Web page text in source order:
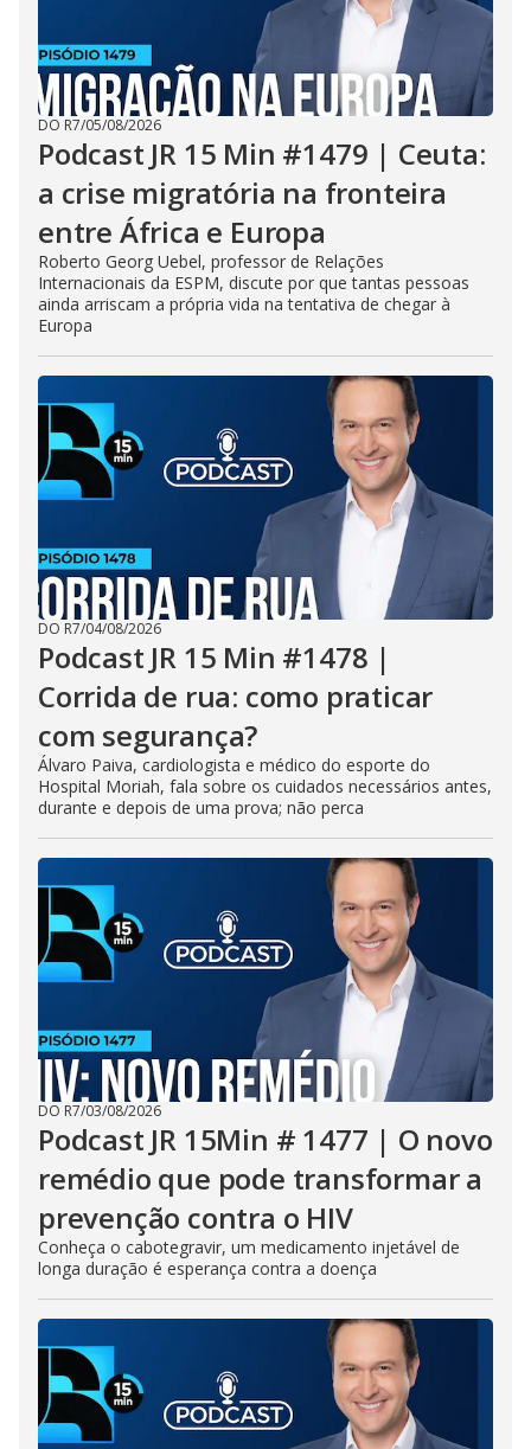
DO R7/05/08/2026
Podcast JR 15 Min #1479 | Ceuta:
a crise migratória na fronteira
entre África e Europa
Roberto Georg Uebel, professor de Relações
Internacionais da ESPM, discute por que tantas pessoas
ainda arriscam a própria vida na tentativa de chegar à
Europa
DO R7/04/08/2026
Podcast JR 15 Min #1478 |
Corrida de rua: como praticar
com segurança?
Álvaro Paiva, cardiologista e médico do esporte do
Hospital Moriah, fala sobre os cuidados necessários antes,
durante e depois de uma prova; não perca
DO R7/03/08/2026
Podcast JR 15Min # 1477 | O novo
remédio que pode transformar a
prevenção contra o HIV
Conheça o cabotegravir, um medicamento injetável de
longa duração é esperança contra a doença